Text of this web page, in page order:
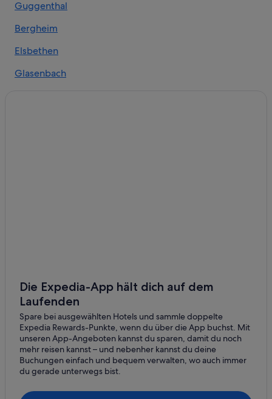
Gasthöfe in Salzburg
Hotels nahe Salzburg Hauptbahnhof
Four Seasons Hotels in Salzburg
Independent Hotels in Salzburg
Kempinski Hotels & Resorts in Salzburg
Hotels mit Aussicht in Salzburg
Luxus in Salzburg
Maritim Hotels in Salzburg
Marriott Hotels & Resorts in Salzburg
Meininger Hotels in Salzburg
Guggenthal
Bergheim
Elsbethen
Glasenbach
Wals
Die Expedia-App hält dich auf dem
Laufenden
Spare bei ausgewählten Hotels und sammle doppelte
Expedia Rewards-Punkte, wenn du über die App buchst. Mit
unseren App-Angeboten kannst du sparen, damit du noch
mehr reisen kannst – und nebenher kannst du deine
Buchungen einfach und bequem verwalten, wo auch immer
du gerade unterwegs bist.